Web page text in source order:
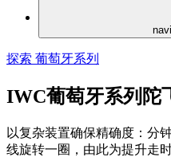
探索 葡萄牙系列
IWC葡萄牙系列陀
以复杂装置确保精确度：分
线旋转一圈，由此为提升走